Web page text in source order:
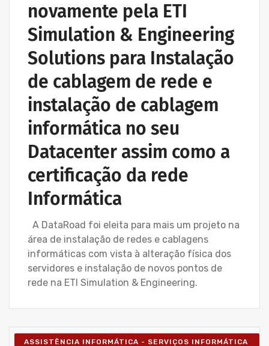
novamente pela ETI
Simulation & Engineering
Solutions para Instalação
de cablagem de rede e
instalação de cablagem
informática no seu
Datacenter assim como a
certificação da rede
Informática
A DataRoad foi eleita para mais um projeto na
área de instalação de redes e cablagens
informáticas com vista à alteração física dos
servidores e instalação de novos pontos de
rede na ETI Simulation & Engineering.
ASSISTÊNCIA INFORMÁTICA - SERVIÇOS INFORMÁTICA